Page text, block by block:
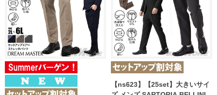
【ns623】【25set】大きいサイ